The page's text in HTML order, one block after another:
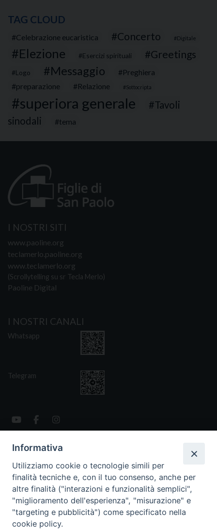
TAG CLOUD
Celebrazione eucaristica Concerto Digitale
Elezione Esercizi spirituali Greetings
Logo Messaggio
Preghiera
preparazione
Relazione Sottocripta
superiora generale
Tavoli
sinodali
tema
I NOSTRI SITI
www.paoline.org
teclamerlo.paoline.org
www.teclamerlo.org
(Scrollytelling su sr Tecla Merlo)
Paoline Digital
I NOSTRI CANALI
Whatsapp
Telegram
CONTATTI
Via San Giovanni Eudes 25, Roma
06. 661.30.39
fsp@paoline.org
- Privacy Policy
- Cookie Policy
- Aggiorna Preferenze Cookies
Informativa
Utilizziamo cookie o tecnologie simili per
finalità tecniche e, con il tuo consenso, anche per
altre finalità ("interazioni e funzionalità semplici",
"miglioramento dell'esperienza", "misurazione" e
"targeting e pubblicità") come specificato nella
cookie policy.